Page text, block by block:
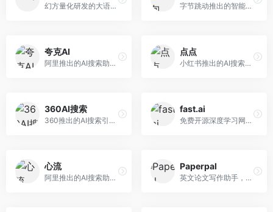
幻方量化研发的大语言模型平台，专注于深度推理和代码生成能力。面向开发者、研究人员和技术爱好者，提供强大的逻辑推理和数学计算功能，开源生态完善，API接口友好。 字节跳动推出的智能对话助手平台，提供文本创作、知识问答、英语学习等多种AI服务。面向普通用户和内容创作者，支持多轮对话和文件解析，免费使用，响应速度快，中文理解能力强。
夸克AI
阿里推出的AI搜索助手，整合搜索与AI功能。面向年轻用户，提供智能搜索、文档处理、学习辅助等服务，与夸克生态深度整合。
点点
小红书推出的AI搜索应用，专注于生活方式内容搜索。面向小红书用户，提供生活攻略、消费决策、内容推荐等服务，生活方式内容丰富。
360AI搜索
360推出的AI搜索引擎，专注于安全智能搜索。面向普通用户，提供智能问答、网页搜索、内容整理等服务，安全防护能力强。
fast.ai
免费开源深度学习网站，专注于实用AI教学。面向开发者，提供免费深度学习课程、实战项目、代码库等资源，学习门槛低。
心流
阿里推出的AI搜索助手，专注于智能信息获取。面向普通用户，提供智能搜索、内容整理、知识问答等服务，与阿里生态深度整合。
Paperpal
英文论文写作助手，专注于学术英语润色。面向需要发表国际期刊的研究者，提供语法检查、学术表达优化、格式规范等服务，英语表达地道专业。